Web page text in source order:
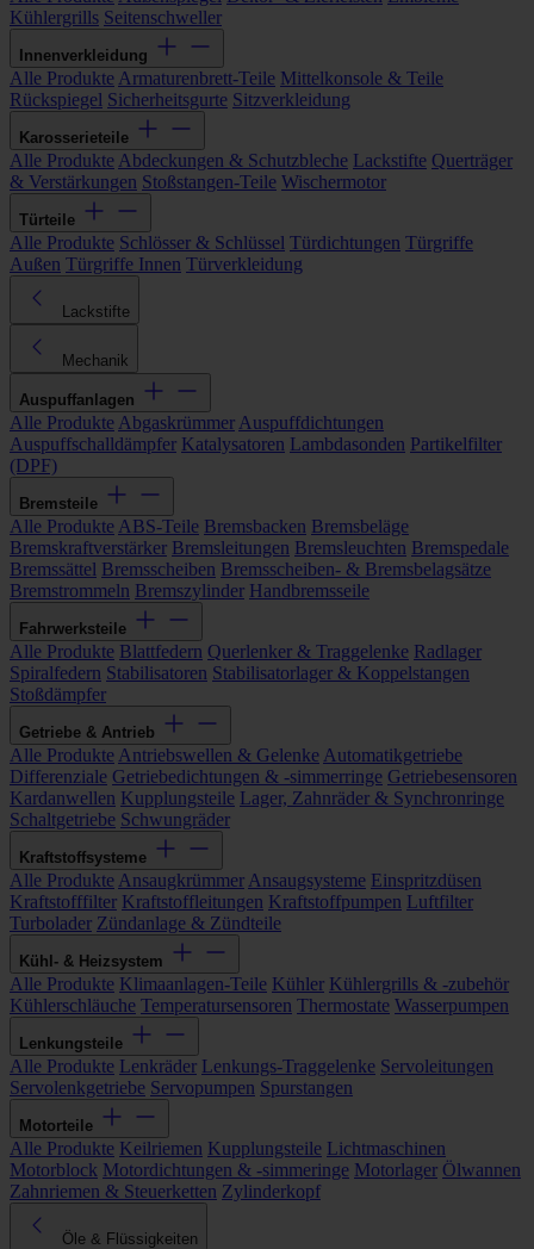
Kühlergrills Seitenschweller
Innenverkleidung
Alle Produkte Armaturenbrett-Teile Mittelkonsole & Teile
Rückspiegel Sicherheitsgurte Sitzverkleidung
Karosserieteile
Alle Produkte Abdeckungen & Schutzbleche Lackstifte Querträger
& Verstärkungen Stoßstangen-Teile Wischermotor
Türteile
Alle Produkte Schlösser & Schlüssel Türdichtungen Türgriffe
Außen Türgriffe Innen Türverkleidung
Lackstifte
Mechanik
Auspuffanlagen
Alle Produkte Abgaskrümmer Auspuffdichtungen
Auspuffschalldämpfer Katalysatoren Lambdasonden Partikelfilter
(DPF)
Bremsteile
Alle Produkte ABS-Teile Bremsbacken Bremsbeläge
Bremskraftverstärker Bremsleitungen Bremsleuchten Bremspedale
Bremssättel Bremsscheiben Bremsscheiben- & Bremsbelagsätze
Bremstrommeln Bremszylinder Handbremsseile
Fahrwerksteile
Alle Produkte Blattfedern Querlenker & Traggelenke Radlager
Spiralfedern Stabilisatoren Stabilisatorlager & Koppelstangen
Stoßdämpfer
Getriebe & Antrieb
Alle Produkte Antriebswellen & Gelenke Automatikgetriebe
Differenziale Getriebedichtungen & -simmerringe Getriebesensoren
Kardanwellen Kupplungsteile Lager, Zahnräder & Synchronringe
Schaltgetriebe Schwungräder
Kraftstoffsysteme
Alle Produkte Ansaugkrümmer Ansaugsysteme Einspritzdüsen
Kraftstofffilter Kraftstoffleitungen Kraftstoffpumpen Luftfilter
Turbolader Zündanlage & Zündteile
Kühl- & Heizsystem
Alle Produkte Klimaanlagen-Teile Kühler Kühlergrills & -zubehör
Kühlerschläuche Temperatursensoren Thermostate Wasserpumpen
Lenkungsteile
Alle Produkte Lenkräder Lenkungs-Traggelenke Servoleitungen
Servolenkgetriebe Servopumpen Spurstangen
Motorteile
Alle Produkte Keilriemen Kupplungsteile Lichtmaschinen
Motorblock Motordichtungen & -simmeringe Motorlager Ölwannen
Zahnriemen & Steuerketten Zylinderkopf
Öle & Flüssigkeiten